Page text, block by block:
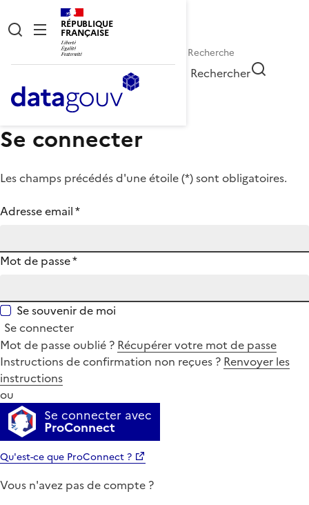
RÉPUBLIQUE
FRANÇAISE
Rechercher
Se connecter
Les champs précédés d'une étoile (*) sont obligatoires.
Adresse email*
Mot de passe*
Se souvenir de moi
Se connecter
Mot de passe oublié ? Récupérer votre mot de passe
Instructions de confirmation non reçues ? Renvoyer les
instructions
ou
Se connecter avec
ProConnect
Qu'est-ce que ProConnect ?
Vous n'avez pas de compte ?